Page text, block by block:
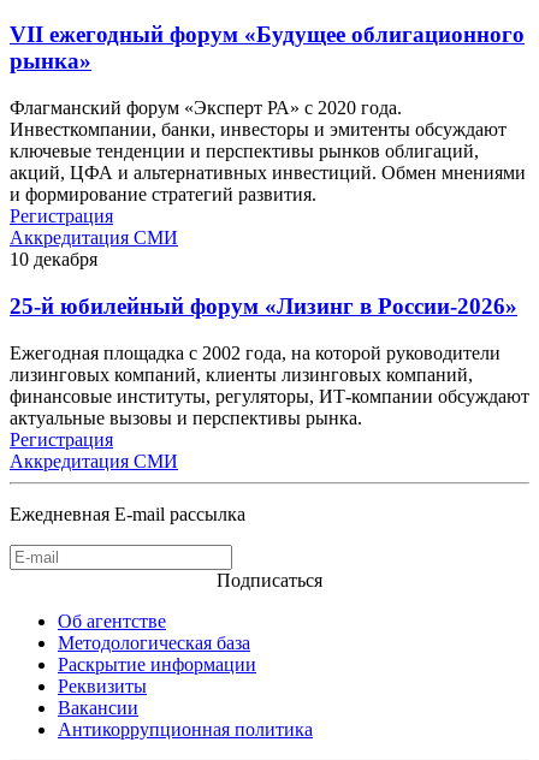
VII ежегодный форум «Будущее облигационного
рынка»
Флагманский форум «Эксперт РА» с 2020 года.
Инвесткомпании, банки, инвесторы и эмитенты обсуждают
ключевые тенденции и перспективы рынков облигаций,
акций, ЦФА и альтернативных инвестиций. Обмен мнениями
и формирование стратегий развития.
Регистрация
Аккредитация СМИ
10 декабря
25-й юбилейный форум «Лизинг в России-2026»
Ежегодная площадка с 2002 года, на которой руководители
лизинговых компаний, клиенты лизинговых компаний,
финансовые институты, регуляторы, ИТ-компании обсуждают
актуальные вызовы и перспективы рынка.
Регистрация
Аккредитация СМИ
Ежедневная E-mail рассылка
Подписаться
Об агентстве
Методологическая база
Раскрытие информации
Реквизиты
Вакансии
Антикоррупционная политика